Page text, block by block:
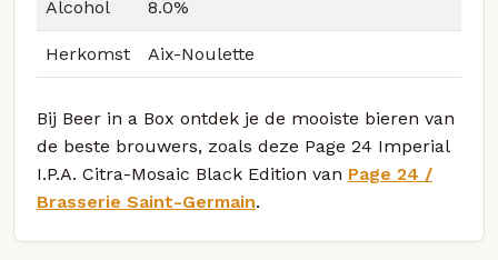
Alcohol 8.0%
Herkomst Aix-Noulette
Bij Beer in a Box ontdek je de mooiste bieren van
de beste brouwers, zoals deze Page 24 Imperial
I.P.A. Citra-Mosaic Black Edition van Page 24 /
Brasserie Saint-Germain.